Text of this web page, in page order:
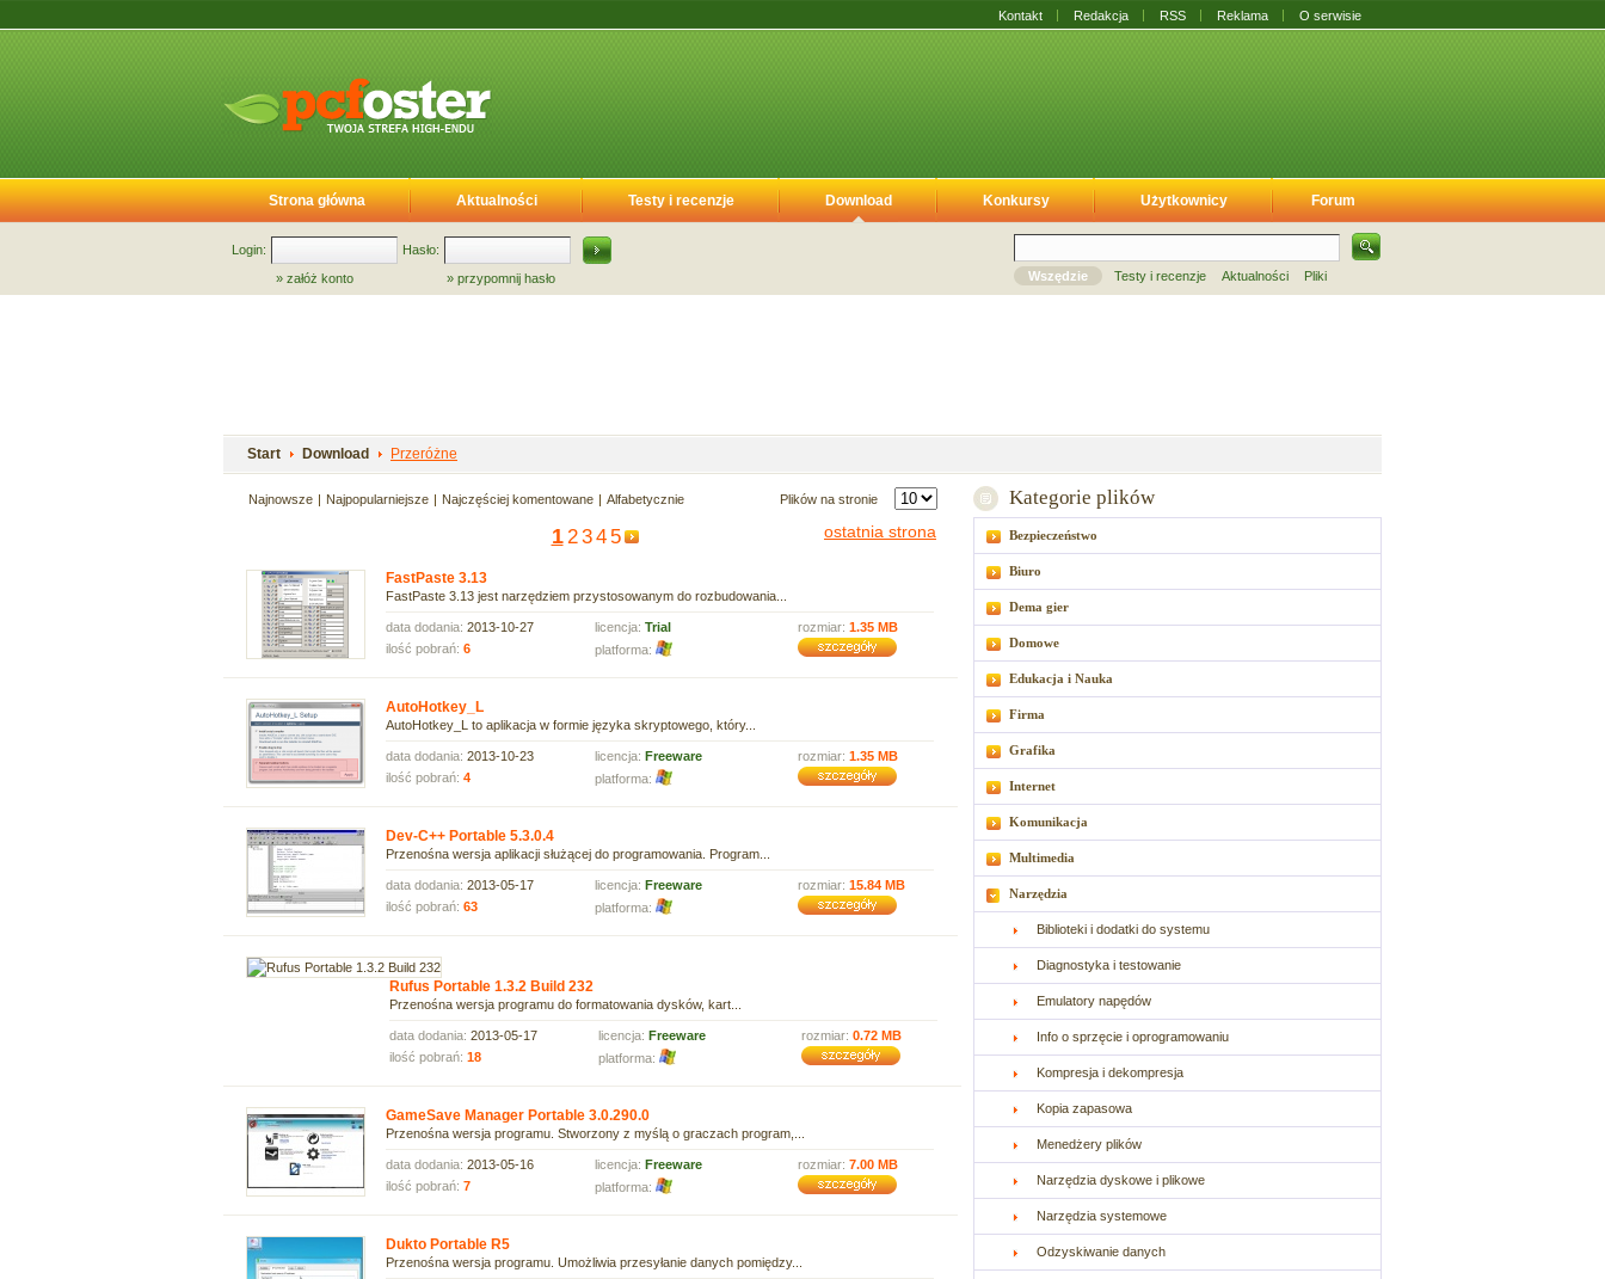
Kontakt Redakcja RSS Reklama O serwisie
Strona główna Aktualności Testy i recenzje Download Konkursy Użytkownicy Forum
Login:
Hasło:
» załóż konto » przypomnij hasło Wszędzie Testy i recenzje Aktualności Pliki
Start Download Przeróżne
Najnowsze Najpopularniejsze Najczęściej komentowane Alfabetycznie Plików na stronie
1234 5 ostatnia strona
FastPaste 3.13
FastPaste 3.13 jest narzędziem przystosowanym do rozbudowania...
data dodania: 2013-10-27 licencja: Trial rozmiar: 1.35 MB
ilość pobrań: 6 platforma:
AutoHotkey_L
AutoHotkey_L to aplikacja w formie języka skryptowego, który...
data dodania: 2013-10-23 licencja: Freeware rozmiar: 1.35 MB
ilość pobrań: 4 platforma:
Dev-C++ Portable 5.3.0.4
Przenośna wersja aplikacji służącej do programowania. Program...
data dodania: 2013-05-17 licencja: Freeware rozmiar: 15.84 MB
ilość pobrań: 63 platforma:
Rufus Portable 1.3.2 Build 232
Przenośna wersja programu do formatowania dysków, kart...
data dodania: 2013-05-17 licencja: Freeware rozmiar: 0.72 MB
ilość pobrań: 18 platforma:
GameSave Manager Portable 3.0.290.0
Przenośna wersja programu. Stworzony z myślą o graczach program,...
data dodania: 2013-05-16 licencja: Freeware rozmiar: 7.00 MB
ilość pobrań: 7 platforma:
Dukto Portable R5
Przenośna wersja programu. Umożliwia przesyłanie danych pomiędzy...
Kategorie plików
Bezpieczeństwo
Biuro
Dema gier
Domowe
Edukacja i Nauka
Firma
Grafika
Internet
Komunikacja
Multimedia
Narzędzia
Biblioteki i dodatki do systemu
Diagnostyka i testowanie
Emulatory napędów
Info o sprzęcie i oprogramowaniu
Kompresja i dekompresja
Kopia zapasowa
Menedżery plików
Narzędzia dyskowe i plikowe
Narzędzia systemowe
Odzyskiwanie danych